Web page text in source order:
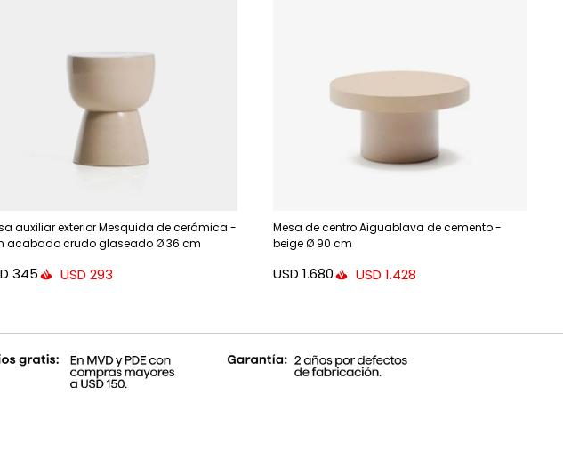
auxiliar exterior Mesquida de cerámica -
acabado crudo glaseado Ø 36 cm
345 USD 293
Mesa de centro Aiguablava de cemento -
beige Ø 90 cm
USD 1.680 USD 1.428